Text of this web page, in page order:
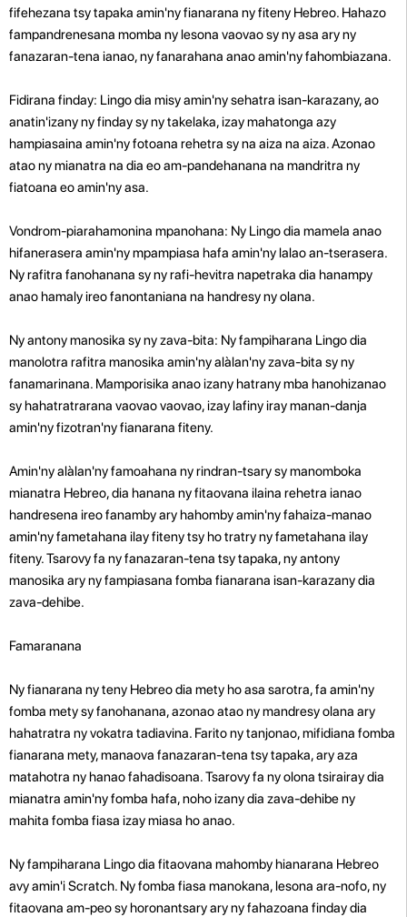
fifehezana tsy tapaka amin'ny fianarana ny fiteny Hebreo. Hahazo
fampandrenesana momba ny lesona vaovao sy ny asa ary ny
fanazaran-tena ianao, ny fanarahana anao amin'ny fahombiazana.
Fidirana finday: Lingo dia misy amin'ny sehatra isan-karazany, ao
anatin'izany ny finday sy ny takelaka, izay mahatonga azy
hampiasaina amin'ny fotoana rehetra sy na aiza na aiza. Azonao
atao ny mianatra na dia eo am-pandehanana na mandritra ny
fiatoana eo amin'ny asa.
Vondrom-piarahamonina mpanohana: Ny Lingo dia mamela anao
hifanerasera amin'ny mpampiasa hafa amin'ny lalao an-tserasera.
Ny rafitra fanohanana sy ny rafi-hevitra napetraka dia hanampy
anao hamaly ireo fanontaniana na handresy ny olana.
Ny antony manosika sy ny zava-bita: Ny fampiharana Lingo dia
manolotra rafitra manosika amin'ny alàlan'ny zava-bita sy ny
fanamarinana. Mamporisika anao izany hatrany mba hanohizanao
sy hahatratrarana vaovao vaovao, izay lafiny iray manan-danja
amin'ny fizotran'ny fianarana fiteny.
Amin'ny alàlan'ny famoahana ny rindran-tsary sy manomboka
mianatra Hebreo, dia hanana ny fitaovana ilaina rehetra ianao
handresena ireo fanamby ary hahomby amin'ny fahaiza-manao
amin'ny fametahana ilay fiteny tsy ho tratry ny fametahana ilay
fiteny. Tsarovy fa ny fanazaran-tena tsy tapaka, ny antony
manosika ary ny fampiasana fomba fianarana isan-karazany dia
zava-dehibe.
Famaranana
Ny fianarana ny teny Hebreo dia mety ho asa sarotra, fa amin'ny
fomba mety sy fanohanana, azonao atao ny mandresy olana ary
hahatratra ny vokatra tadiavina. Farito ny tanjonao, mifidiana fomba
fianarana mety, manaova fanazaran-tena tsy tapaka, ary aza
matahotra ny hanao fahadisoana. Tsarovy fa ny olona tsirairay dia
mianatra amin'ny fomba hafa, noho izany dia zava-dehibe ny
mahita fomba fiasa izay miasa ho anao.
Ny fampiharana Lingo dia fitaovana mahomby hianarana Hebreo
avy amin'i Scratch. Ny fomba fiasa manokana, lesona ara-nofo, ny
fitaovana am-peo sy horonantsary ary ny fahazoana finday dia